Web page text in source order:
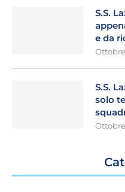
S.S.
e da
Ottobre
S.S.
solo
Ottobre